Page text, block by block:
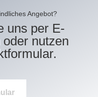
Angebot?
uns per E-
nutzen